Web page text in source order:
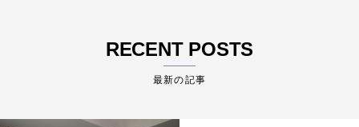
RECENT POSTS
最新の記事